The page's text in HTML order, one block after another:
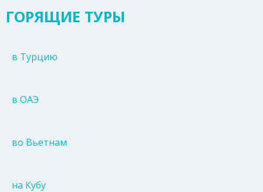
ГОРЯЩИЕ ТУРЫ
в Турцию
в ОАЭ
во Вьетнам
на Кубу